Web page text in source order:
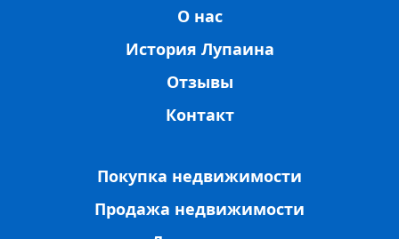
О нас
История Лупаина
Отзывы
Контакт
Покупка недвижимости
Продажа недвижимости